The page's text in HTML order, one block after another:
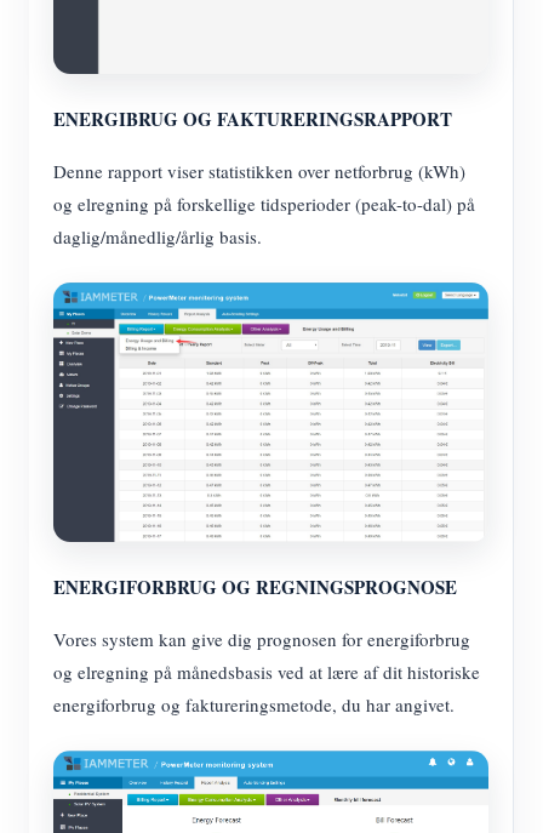
ENERGIBRUG OG FAKTURERINGSRAPPORT
Denne rapport viser statistikken over netforbrug (kWh)
og elregning på forskellige tidsperioder (peak-to-dal) på
daglig/månedlig/årlig basis.
ENERGIFORBRUG OG REGNINGSPROGNOSE
Vores system kan give dig prognosen for energiforbrug
og elregning på månedsbasis ved at lære af dit historiske
energiforbrug og faktureringsmetode, du har angivet.